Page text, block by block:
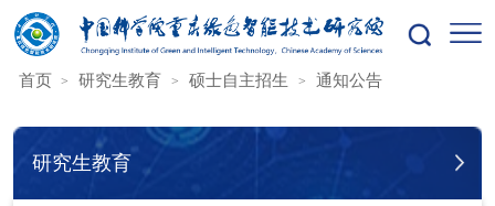
您的位置：
首页 研究生教育 硕士自主招生 通知公告
研究生教育